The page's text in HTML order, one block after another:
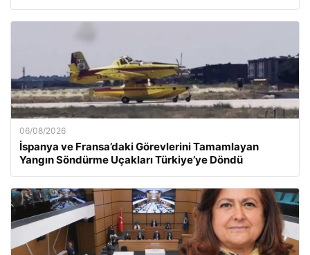
06/08/2026
İspanya ve Fransa’daki Görevlerini Tamamlayan
Yangın Söndürme Uçakları Türkiye’ye Döndü